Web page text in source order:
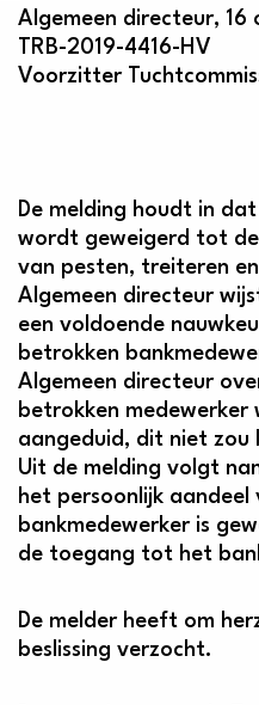
Algemeen directeur, 16
TRB-2019-4416-HV
Voorzitter
De melding houdt in
wordt geweigerd tot
van pesten, treiteren
Algemeen directeur
een voldoende
betrokken
Algemeen directeur
betrokken medewerker
aangeduid, dit niet zou
Uit de melding volgt
het persoonlijk aandeel
bankmedewerker is
de toegang tot het
De melder heeft om
beslissing verzocht.